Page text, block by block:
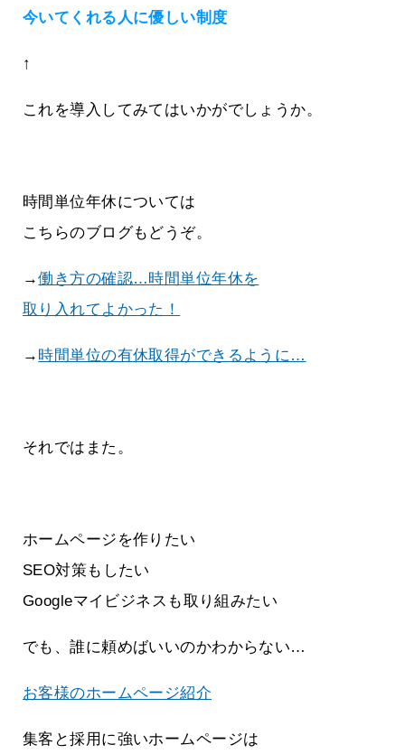
今いてくれる人に優しい制度
↑
これを導入してみてはいかがでしょうか。
時間単位年休については
こちらのブログもどうぞ。
→働き方の確認…時間単位年休を
取り入れてよかった！
→ 時間単位の有休取得ができるように…
それではまた。
ホームページを作りたい
SEO対策もしたい
Googleマイビジネスも取り組みたい
でも、誰に頼めばいいのかわからない…
お客様のホームページ紹介
集客と採用に強いホームページは